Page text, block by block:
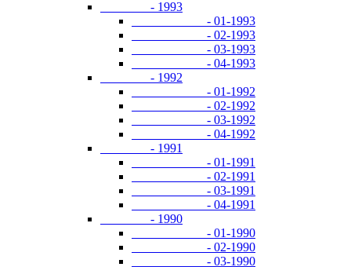
- 1993
- 01-1993
- 02-1993
- 03-1993
- 04-1993
- 1992
- 01-1992
- 02-1992
- 03-1992
- 04-1992
- 1991
- 01-1991
- 02-1991
- 03-1991
- 04-1991
- 1990
- 01-1990
- 02-1990
- 03-1990